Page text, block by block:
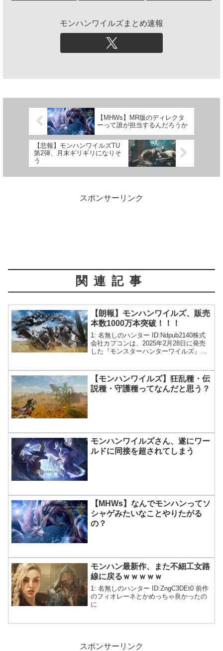
モンハンワイルズまとめ速報
【MHWs】MR版のディレクタ
ーって誰が担当するんだろうか
【悲報】モンハンワイルズTU
第2弾、月末ギリギリになりそ
う
スポンサーリンク
関連記事
【朗報】モンハンワイルズ、販売
本数1000万本突破！！！
1: 名無しのハンター ID:Ndpub2140株式
会社カプコンは、2025年2月28日に発売
した『モンスターハンターワイルズ』が
【モンハンワイルズ】狂乱種・伝
説種・守護種ってなんだと思う？
モンハンワイルズさん、遂にワー
ルドに同接を超されてしまう
【MHWs】なんでモンハンってソ
シャゲみたいなことやりたがる
の？
モンハン最新作、また不細工女路
線に戻るｗｗｗｗｗ
1: 名無しのハンター ID:ZngC3DEt0 前作
のフィオレーネとかめっちゃ良かったの
に
スポンサーリンク